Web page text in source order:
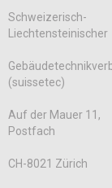
Schweizerisch-
Liechtensteinischer
(suissetec)
Auf der Mauer 11,
Postfach
CH-8021 Zürich